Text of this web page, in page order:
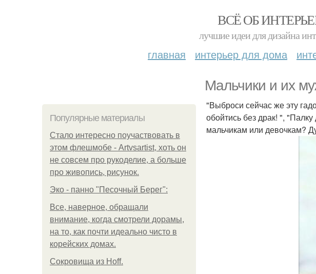
ВСЁ ОБ
лучшие идеи для дизайна
главная интерьер для дома
Мальчики и их
Популярные материалы
Стало интересно поучаствовать в
этом флешмобе - Artvsartist, хоть он
не совсем про рукоделие, а больше
про живопись, рисунок.
Эко - панно "Песочный Берег":
Все, наверное, обращали
внимание, когда смотрели дорамы,
на то, как почти идеально чисто в
корейских домах.
Сокровища из Hoff.
"Выброси сейчас же эту
обойтись без драк! ",
мальчикам или девочкам?